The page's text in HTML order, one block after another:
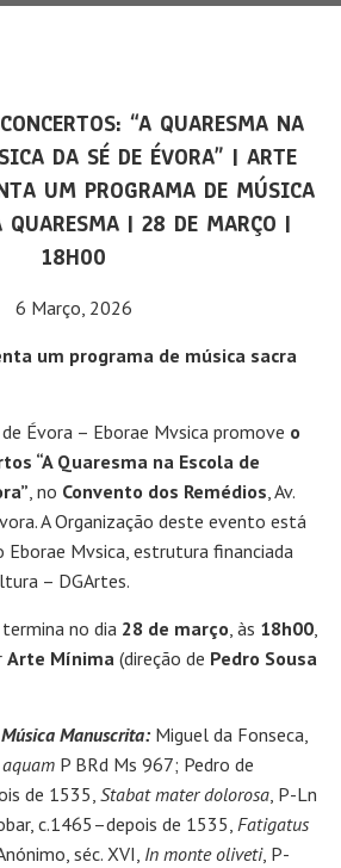
“A QUARESMA NA
DA SÉ DE ÉVORA” | ARTE
UM PROGRAMA DE MÚSICA
QUARESMA | 28 DE MARÇO |
18H00
6 Março, 2026
um programa de música sacra
Évora – Eborae Mvsica promove o
“A Quaresma na Escola de
, no Convento dos Remédios, Av.
A Organização deste evento está
Eborae Mvsica, estrutura financiada
– DGArtes.
no dia 28 de março , às 18h00
Arte Mínima (direção de Pedro Sousa
Manuscrita: Miguel da Fonseca,
P BRd Ms 967; Pedro de
de 1535, Stabat mater dolorosa, P-Ln
c.1465–depois de 1535, Fatigatus
séc. XVI, In monte oliveti, P-